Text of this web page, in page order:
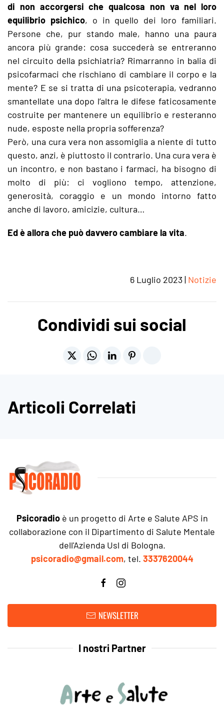
di non accorgersi che qualcosa non va nel loro
equilibrio psichico, o in quello dei loro familiari.
Persone che, pur stando male, hanno una paura
ancora più grande: cosa succederà se entreranno
nel circuito della psichiatria? Rimarranno in balia di
psicofarmaci che rischiano di cambiare il corpo e la
mente? E se si tratta di una psicoterapia, vedranno
smantellate una dopo l’altra le difese faticosamente
costruite per mantenere un equilibrio e resteranno
nude, esposte nella propria sofferenza?
Però, una cura vera non assomiglia a niente di tutto
questo, anzi, è piuttosto il contrario. Una cura vera è
un incontro, e non bastano i farmaci, ha bisogno di
molto di più: ci vogliono tempo, attenzione,
generosità, coraggio e un mondo intorno fatto
anche di lavoro, amicizie, cultura…
Ed è allora che può davvero cambiare la vita.
6 Luglio 2023 | Notizie
Condividi sui social
Articoli Correlati
Psicoradioè un progetto di Arte e Salute APS in
collaborazione con il Dipartimento di Salute Mentale
dell'Azienda Usl di Bologna.
psicoradio@gmail.com, tel. 3337620044
NEWSLETTER
I nostri Partner